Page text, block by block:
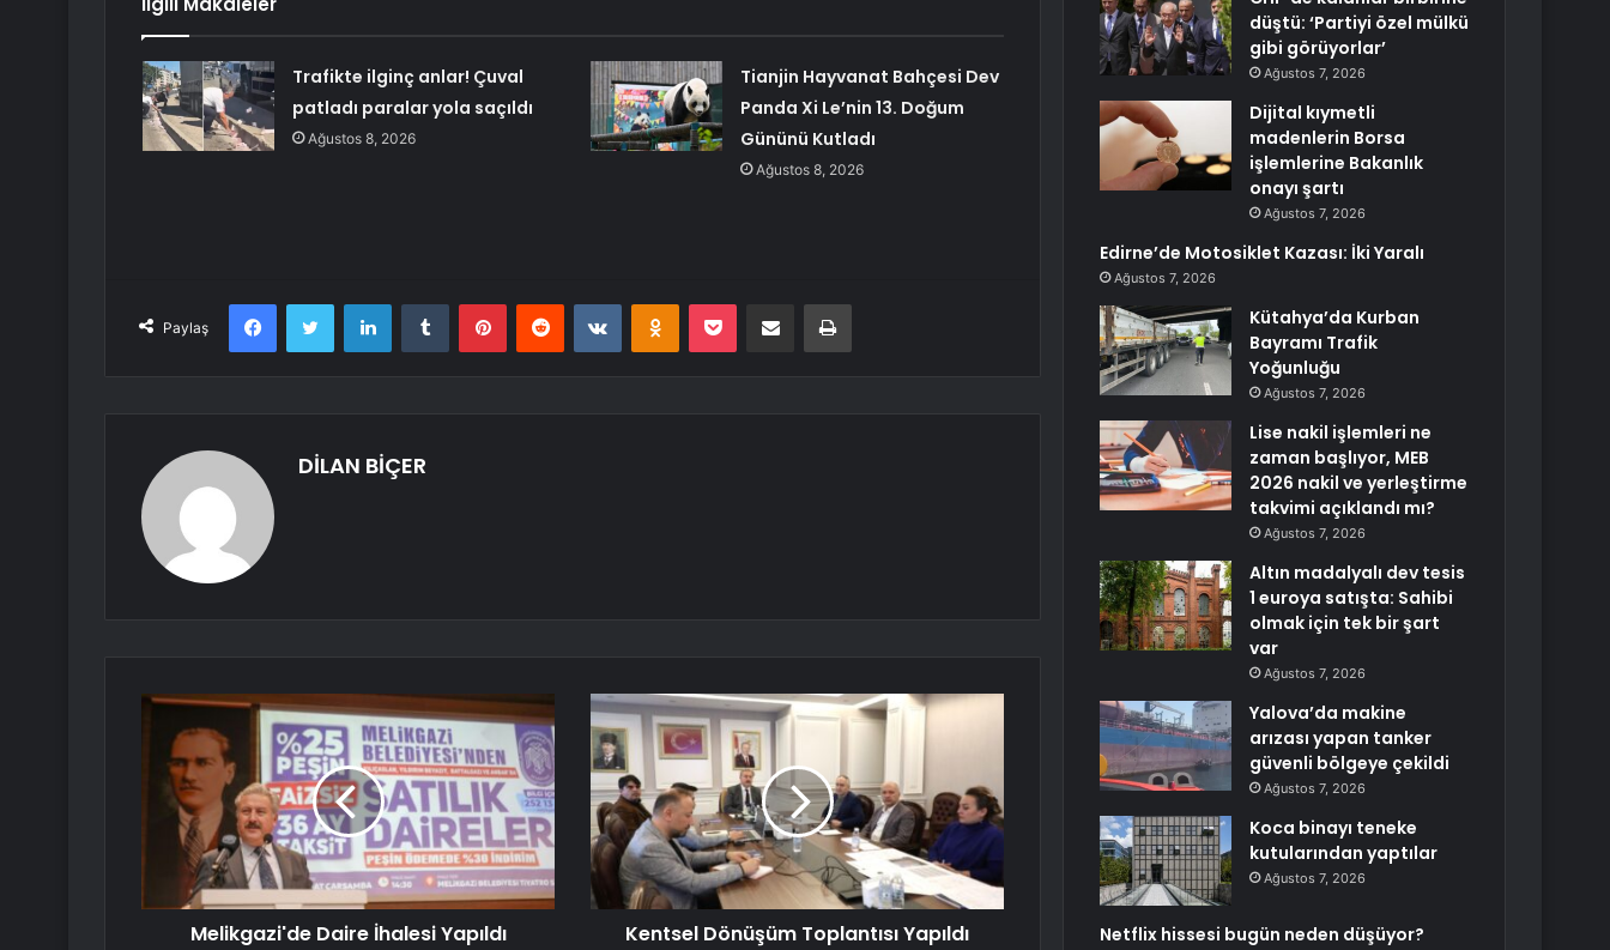
Trafikte ilginç anlar! Çuval
patladı paralar yola saçıldı
Ağustos 8, 2026
Tianjin Hayvanat Bahçesi Dev
Panda Xi Le’nin 13. Doğum
Gününü Kutladı
Ağustos 8, 2026
Paylaş
FacebookTwitter LinkedInTumblr PinterestReddit VKontakteOdnoklassniki
Pocket E-Posta ile paylaş Yazdır
DİLAN BİÇER
Melikgazi'de Daire İhalesi Yapıldı Kentsel Dönüşüm Toplantısı Yapıldı
düştü: ‘Partiyi özel mülkü
gibi görüyorlar’
Ağustos 7, 2026
Dijital kıymetli
madenlerin Borsa
işlemlerine Bakanlık
onayı şartı
Ağustos 7, 2026
Edirne’de Motosiklet Kazası: İki Yaralı
Ağustos 7, 2026
Kütahya’da Kurban
Bayramı Trafik
Yoğunluğu
Ağustos 7, 2026
Lise nakil işlemleri ne
zaman başlıyor, MEB
2026 nakil ve yerleştirme
takvimi açıklandı mı?
Ağustos 7, 2026
Altın madalyalı dev tesis
1 euroya satışta: Sahibi
olmak için tek bir şart
var
Ağustos 7, 2026
Yalova’da makine
arızası yapan tanker
güvenli bölgeye çekildi
Ağustos 7, 2026
Koca binayı teneke
kutularından yaptılar
Ağustos 7, 2026
Netflix hissesi bugün neden düşüyor?